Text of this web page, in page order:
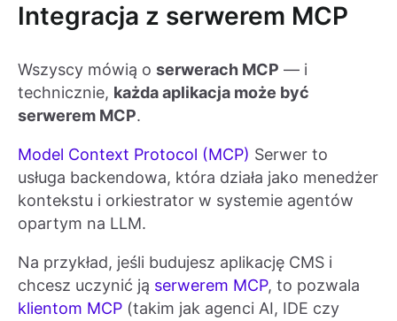
Integracja z serwerem MCP
Wszyscy mówią o serwerach MCP — i
technicznie, każda aplikacja może być
serwerem MCP.
Model Context Protocol (MCP) Serwer to
usługa backendowa, która działa jako menedżer
kontekstu i orkiestrator w systemie agentów
opartym na LLM.
Na przykład, jeśli budujesz aplikację CMS i
chcesz uczynić ją serwerem MCP, to pozwala
klientom MCP (takim jak agenci AI, IDE czy